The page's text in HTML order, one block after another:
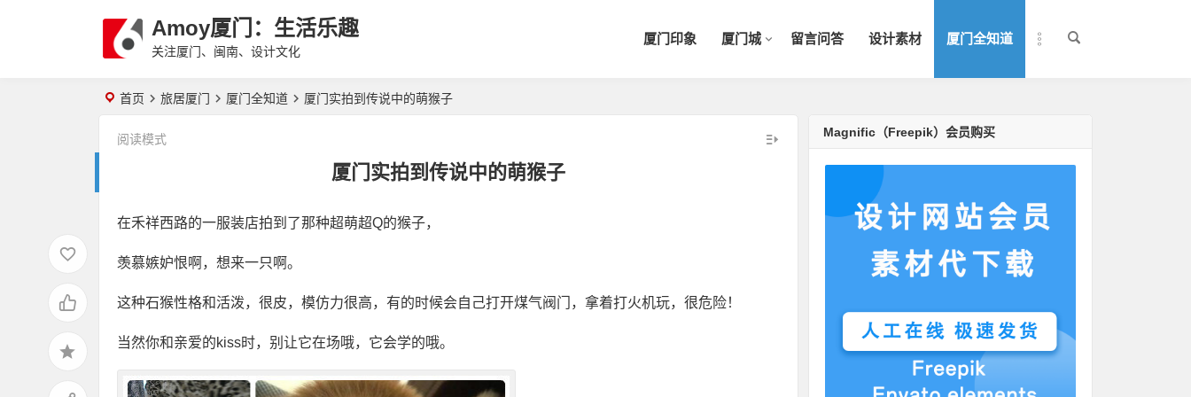
Amoy厦门：生活乐趣
关注厦门、闽南、设计文化
厦门印象 厦门城 留言问答 设计素材 厦门全知道
首页 旅居厦门 厦门全知道 厦门实拍到传说中的萌猴子
厦门实拍到传说中的萌猴子
阅读模式
在禾祥西路的一服装店拍到了那种超萌超Q的猴子，
羡慕嫉妒恨啊，想来一只啊。
这种石猴性格和活泼，很皮，模仿力很高，有的时候会自己打开煤气阀门，拿着打火机玩，很危险！
当然你和亲爱的kiss时，别让它在场哦，它会学的哦。
Magnific（Freepik）会员购买